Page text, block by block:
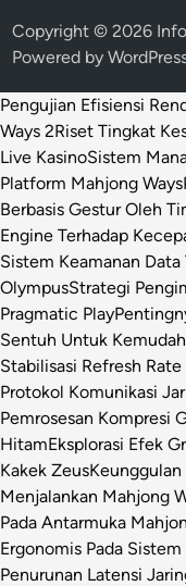
Copyright © 2026
Powered by
Pengujian Efisiensi
Ways 2Riset Tingkat
Live KasinoSistem
Platform Mahjong Ways
Berbasis Gestur Oleh
Engine Terhadap
Sistem Keamanan
OlympusStrategi
Pragmatic Play
Sentuh Untuk
Stabilisasi Refresh
Protokol Komunikasi
Pemrosesan Kompresi
HitamEksplorasi Efek
Kakek ZeusKeunggulan
Menjalankan Mahjong
Pada Antarmuka
Ergonomis Pada
Penurunan Latensi